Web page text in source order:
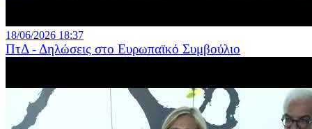
18/06/2026 18:37
ΠτΔ - Δηλώσεις στο Ευρωπαϊκό Συμβούλιο